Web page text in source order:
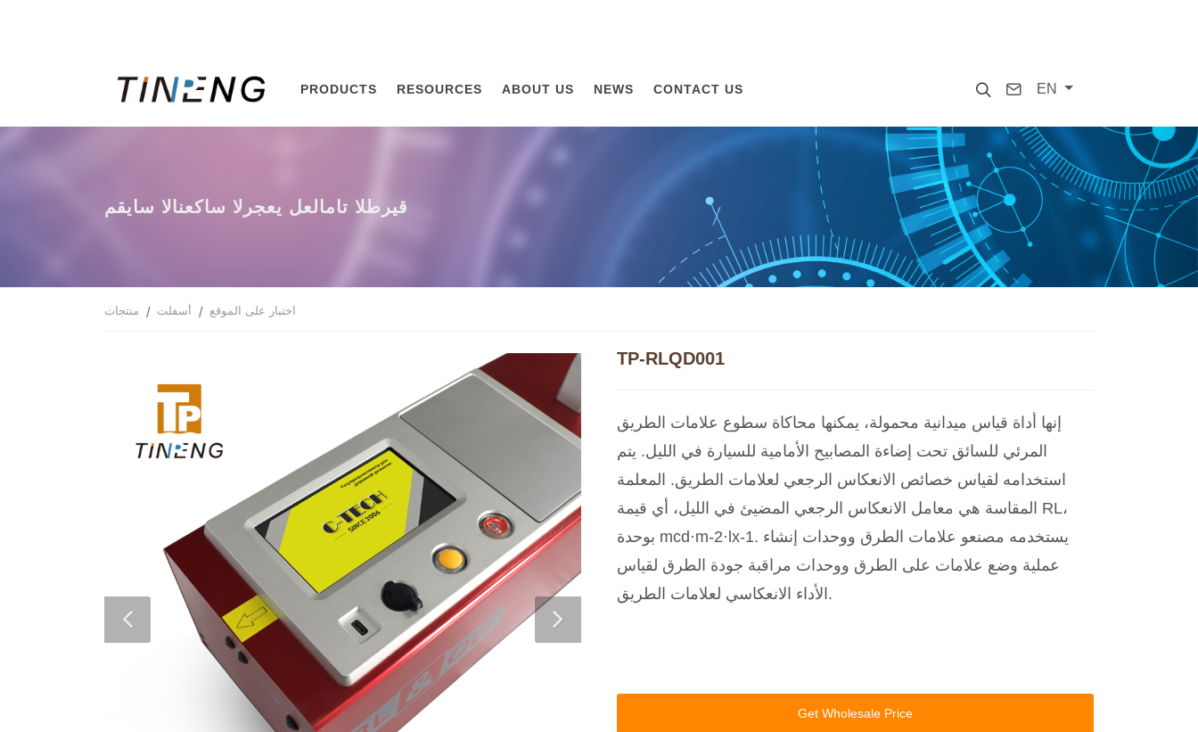
SearchContact
EN
PRODUCTS RESOURCES ABOUT US NEWS CONTACT US
مقياس الانعكاس الرجعي لعلامات الطريق
منتجات أسفلت اختبار على الموقع
TP-RLQD001
إنها أداة قياس ميدانية محمولة، يمكنها محاكاة سطوع علامات الطريق
المرئي للسائق تحت إضاءة المصابيح الأمامية للسيارة في الليل. يتم
استخدامه لقياس خصائص الانعكاس الرجعي لعلامات الطريق. المعلمة
المقاسة هي معامل الانعكاس الرجعي المضيئ في الليل، أي قيمة RL،
بوحدة mcd·m-2·lx-1. يستخدمه مصنعو علامات الطرق ووحدات إنشاء
عملية وضع علامات على الطرق ووحدات مراقبة جودة الطرق لقياس
الأداء الانعكاسي لعلامات الطريق.
Get Wholesale Price